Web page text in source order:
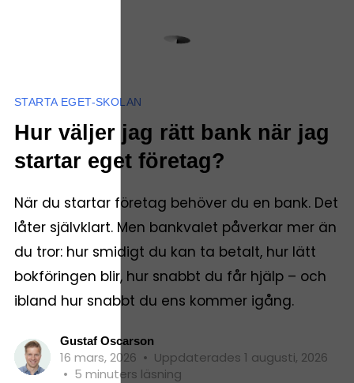
STARTA EGET-SKOLAN
Hur väljer jag rätt bank när jag
startar eget företag?
När du startar företag behöver du en bank. Det
låter självklart. Men bankvalet påverkar mer än
du tror: hur smidigt du kan ta betalt, hur lätt
bokföringen blir, hur snabbt du får hjälp – och
ibland hur snabbt du ens kommer igång.
Gustaf Oscarson
16 mars, 2026 • Uppdaterades 1 augusti, 2026
• 5 minuters läsning